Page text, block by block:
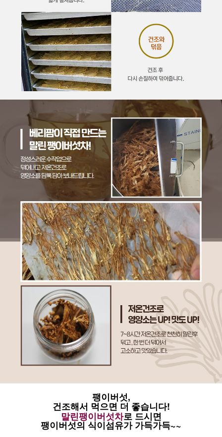
팽이버섯,
건조해서 먹으면 더 좋습니다!
말린팽이버섯차로 드시면
팽이버섯의 식이섬유가 가득가득~~